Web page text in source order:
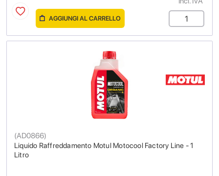
AGGIUNGI AL CARRELLO
Liquido Raffreddamento Motul Motocool Factory Line - 1
Litro
(AD0866)